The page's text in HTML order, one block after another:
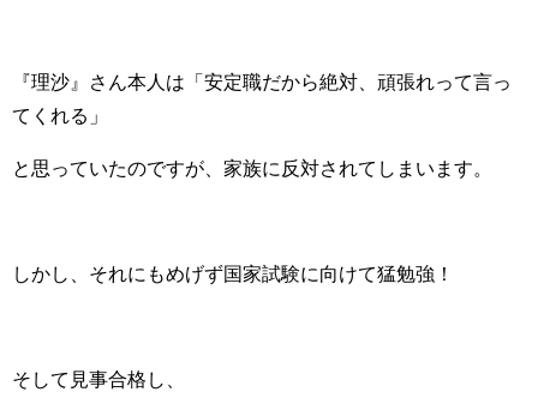
『理沙』さん本人は「安定職だから絶対、頑張れって言っ
てくれる」
と思っていたのですが、家族に反対されてしまいます。
しかし、それにもめげず国家試験に向けて猛勉強！
そして見事合格し、